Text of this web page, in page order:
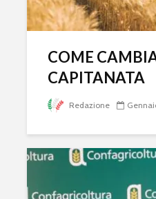
COME
CAPITANATA
Redazione